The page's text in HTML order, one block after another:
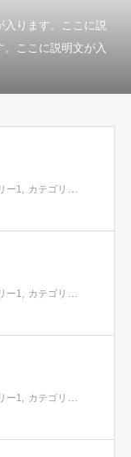
入ります。ここに説
ここに説明文が入
ー1 カテゴリー2
ー1 カテゴリー2
ー1 カテゴリー2